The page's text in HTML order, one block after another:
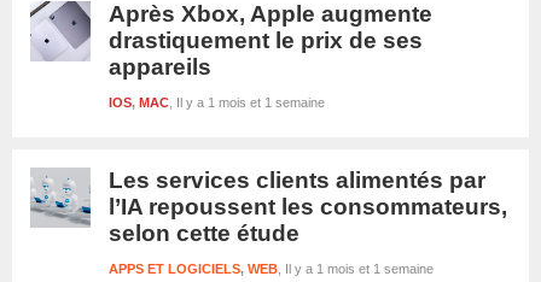
Après Xbox, Apple augmente
drastiquement le prix de ses
appareils
Il y a 1 mois et 1 semaine
IOS, MAC
Les services clients alimentés par
l’IA repoussent les consommateurs,
selon cette étude
Il y a 1 mois et 1 semaine
APPS ET LOGICIELS, WEB